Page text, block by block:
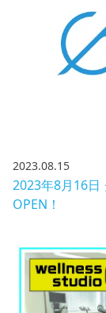
2023.08.15
2023年8月16日
OPEN！